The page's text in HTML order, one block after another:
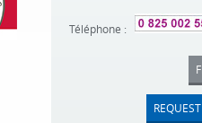
Téléphone :